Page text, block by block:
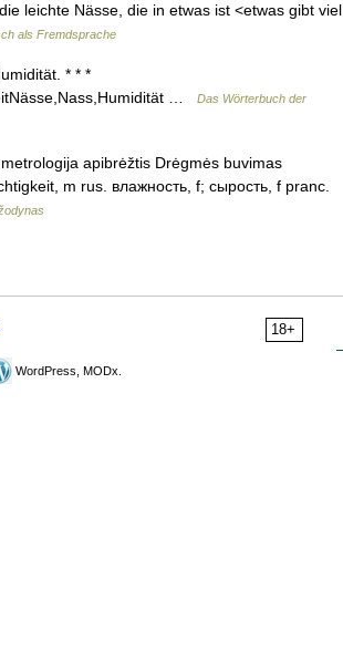
leichte Nässe, die in etwas ist <etwas gibt viel
als Fremdsprache
* * *
…
Das Wörterbuch der
apibrėžtis Drėgmės buvimas
m rus. влажность, f; сырость, f pranc.
18+
WordPress, MODx.